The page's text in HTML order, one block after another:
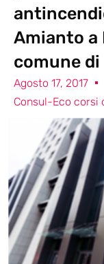
Amianto a
comune di
Agosto 17, 2017
Consul-Eco corsi